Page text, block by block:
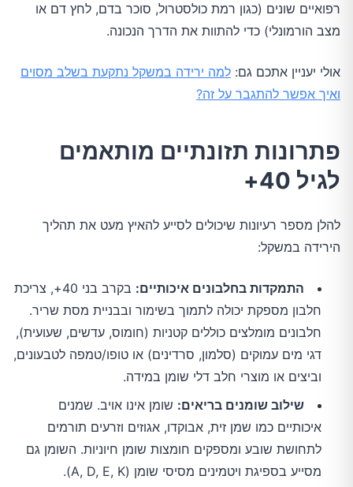
רפואיים שונים (כגון רמת כולסטרול, סוכר בדם, לחץ דם או
מצב הורמונלי) כדי להתוות את הדרך הנכונה.
אולי יעניין אתכם גם: למה ירידה במשקל נתקעת בשלב מסוים
ואיך אפשר להתגבר על זה?
פתרונות תזונתיים מותאמים
לגיל 40+
להלן מספר רעיונות שיכולים לסייע להאיץ מעט את תהליך
הירידה במשקל:
התמקדות בחלבונים איכותיים:
בקרב בני 40+, צריכת
חלבון מספקת יכולה לתמוך בשימור ובבניית מסת שריר.
חלבונים מומלצים כוללים קטניות (חומוס, עדשים, שעועית),
דגי מים עמוקים (סלמון, סרדינים) או טופו/טמפה לטבעונים,
וביצים או מוצרי חלב דלי שומן במידה.
שילוב שומנים בריאים: שומן אינו אויב. שמנים
איכותיים כמו שמן זית, אבוקדו, אגוזים וזרעים תורמים
לתחושת שובע ומספקים חומצות שומן חיוניות. השומן גם
מסייע בספיגת ויטמינים מסיסי שומן (A, D, E, K).